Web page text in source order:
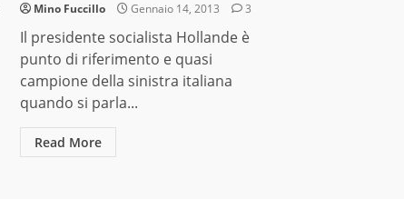
Mino Fuccillo Gennaio 14, 2013 3
Il presidente socialista Hollande è
punto di riferimento e quasi
campione della sinistra italiana
quando si parla...
Read More